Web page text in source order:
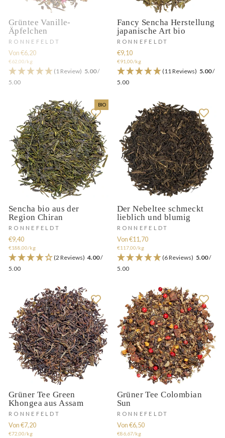
Grüntee Vanille-
Äpfelchen
RONNEFELDT
Von €6,20
€62,00/kg
(1 Review) 5.00/
5.00
Fancy Sencha Herstellung
japanische Art bio
RONNEFELDT
€9,10
€91,00/kg
(11 Reviews) 5.00/
5.00
BIO
Sencha bio aus der
Region Chiran
RONNEFELDT
€9,40
€188,00/kg
(2 Reviews) 4.00/
5.00
Der Nebeltee schmeckt
lieblich und blumig
RONNEFELDT
Von €11,70
€117,00/kg
(6 Reviews) 5.00/
5.00
Grüner Tee Green
Khongea aus Assam
RONNEFELDT
Von €7,20
€72,00/kg
Grüner Tee Colombian
Sun
RONNEFELDT
Von €6,50
€86,67/kg